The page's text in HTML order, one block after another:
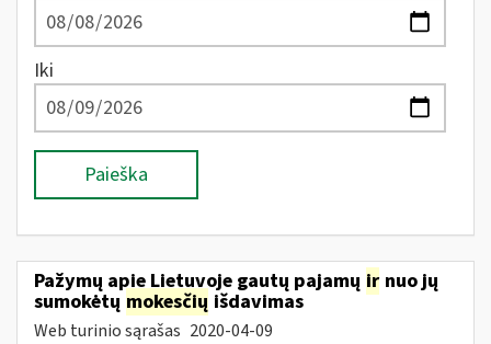
Iki
Paieška
Pažymų apie Lietuvoje gautų pajamų ir nuo jų
sumokėtų mokesčių išdavimas
Web turinio sąrašas 2020-04-09